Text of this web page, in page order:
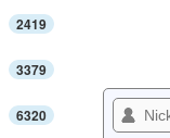
2419
3379
6320